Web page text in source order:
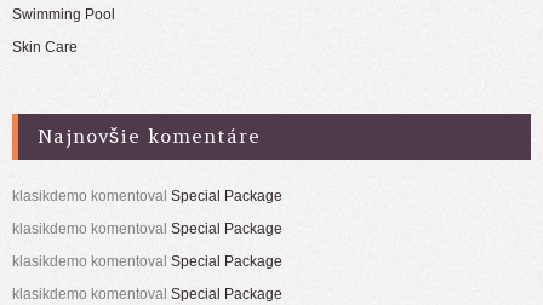
Swimming Pool
Skin Care
Najnovšie komentáre
klasikdemo komentoval Special Package
klasikdemo komentoval Special Package
klasikdemo komentoval Special Package
klasikdemo komentoval Special Package